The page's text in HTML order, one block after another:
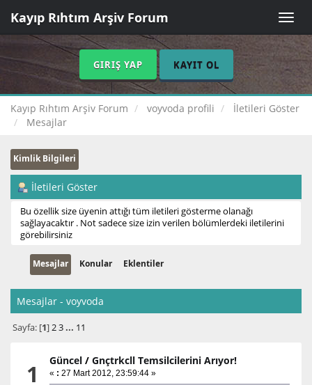
Toggle
Kayıp Rıhtım Arşiv Forum
GIRIŞ YAP KAYIT OL
Kayıp Rıhtım Arşiv Forum voyvoda profili
İletileri Göster
Mesajlar
Kimlik Bilgileri
İletileri Göster
Bu özellik size üyenin attığı tüm iletileri gösterme olanağı
sağlayacaktır . Not sadece size izin verilen bölümlerdeki iletilerini
görebilirsiniz
Mesajlar Konular Eklentiler
Mesajlar - voyvoda
Sayfa: [1]2 3 ... 11
1 Güncel /Gnçtrkcll Temsilcilerini Arıyor!
« : 27 Mart 2012, 23:59:44 »